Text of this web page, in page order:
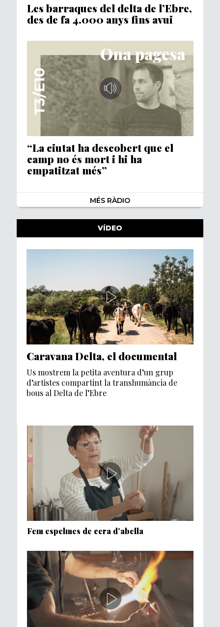
Les barraques del delta de l’Ebre,
des de fa 4.000 anys fins avui
“La ciutat ha descobert que el
camp no és mort i hi ha
empatitzat més”
MÉS RÀDIO
VÍDEO
Caravana Delta, el documental
Us mostrem la petita aventura d’un grup
d’artistes compartint la transhumància de
bous al Delta de l’Ebre
Fem espelmes de cera d’abella